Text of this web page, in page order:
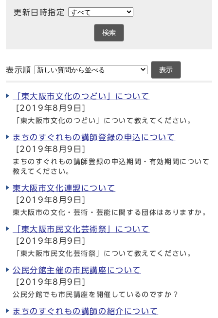
更新日時指定
検索
表示順 表示
「東大阪市文化のつどい」について
[2019年8月9日]
「東大阪市文化のつどい」について教えてください。
まちのすぐれもの講師登録の申込について
[2019年8月9日]
まちのすぐれもの講師登録の申込期間・有効期間について
教えてください。
東大阪市文化連盟について
[2019年8月9日]
東大阪市の文化・芸術・芸能に関する団体はありますか。
「東大阪市民文化芸術祭」について
[2019年8月9日]
「東大阪市民文化芸術祭」について教えてください。
公民分館主催の市民講座について
[2019年8月9日]
公民分館でも市民講座を開催しているのですか？
まちのすぐれもの講師の紹介について